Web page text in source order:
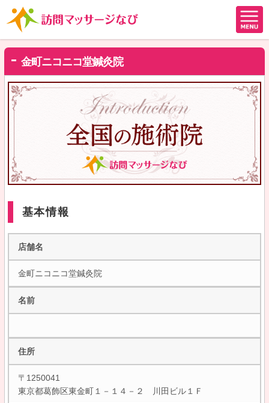
金町ニコニコ堂鍼灸院
基本情報
店舗名
金町ニコニコ堂鍼灸院
名前
住所
〒1250041
東京都葛飾区東金町１－１４－２ 川田ビル１Ｆ